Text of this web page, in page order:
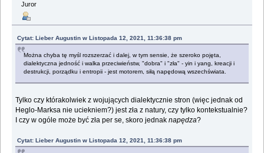
Juror
Cytat: Lieber Augustin w Listopada 12, 2021, 11:36:38 pm
Można chyba tę myśl rozszerzać i dalej, w tym sensie, że szeroko pojęta,
dialektyczna jedność i walka przeciwieństw, "dobra" i "zła" - yin i yang, kreacji i
destrukcji, porządku i entropii - jest motorem, siłą napędową wszechświata.
Tylko czy którakolwiek z wojujących dialektycznie stron (więc jednak od
Heglo-Marksa nie uciekniem?) jest zła z natury, czy tylko kontekstualnie?
I czy w ogóle może być zła per se, skoro jednaknapędza?
Cytat: Lieber Augustin w Listopada 12, 2021, 11:36:38 pm